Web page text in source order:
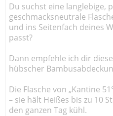
Du suchst eine langlebige,
geschmacksneutrale
und ins Seitenfach deines
passt?
Dann empfehle ich dir
hübscher
Die Flasche von „Kantine
– sie hält Heißes bis zu 10
den ganzen Tag kühl.